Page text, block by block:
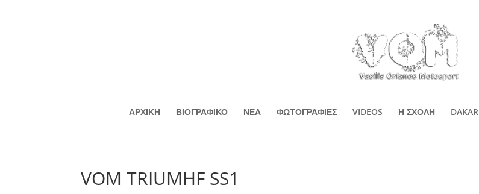
ΑΡΧΙΚΗ ΒΙΟΓΡΑΦΙΚΟ ΝΕΑ ΦΩΤΟΓΡΑΦΙΕΣ VIDEOS Η ΣΧΟΛΗ DAKAR
VOM TRIUMHF SS1